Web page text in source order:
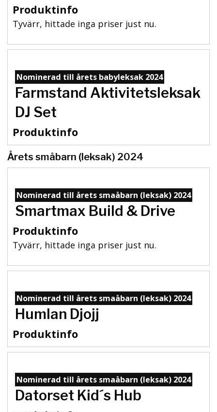
Produktinfo
Tyvärr, hittade inga priser just nu.
Nominerad till årets babyleksak 2024
Farmstand Aktivitetsleksak
DJ Set
Produktinfo
Årets småbarn (leksak) 2024
Nominerad till årets smaåbarn (leksak) 2024
Smartmax Build & Drive
Produktinfo
Tyvärr, hittade inga priser just nu.
Nominerad till årets smaåbarn (leksak) 2024
Humlan Djojj
Produktinfo
Nominerad till årets smaåbarn (leksak) 2024
Datorset Kid´s Hub